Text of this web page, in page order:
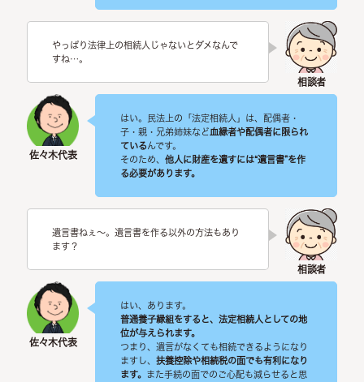
やっぱり法律上の相続人じゃないとダメなんで
すね…。
はい。民法上の「法定相続人」は、配偶者・
子・親・兄弟姉妹など血縁者や配偶者に限られ
ているんです。
そのため、他人に財産を遺すには“遺言書”を作
る必要があります。
遺言書ねぇ～。遺言書を作る以外の方法もあり
ます？
はい、あります。
普通養子縁組をすると、法定相続人としての地
位が与えられます。
つまり、遺言がなくても相続できるようになり
ますし、扶養控除や相続税の面でも有利になり
ます。 また手続の面でのご心配も減らせると思